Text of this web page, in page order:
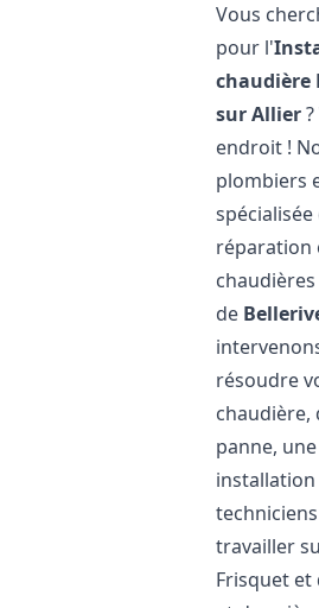
Vous
pour l'
chaudière
sur Allier
endroit !
plombiers
réparation
de
résoudre
chaudière,
panne,
installation
travailler
Frisquet et